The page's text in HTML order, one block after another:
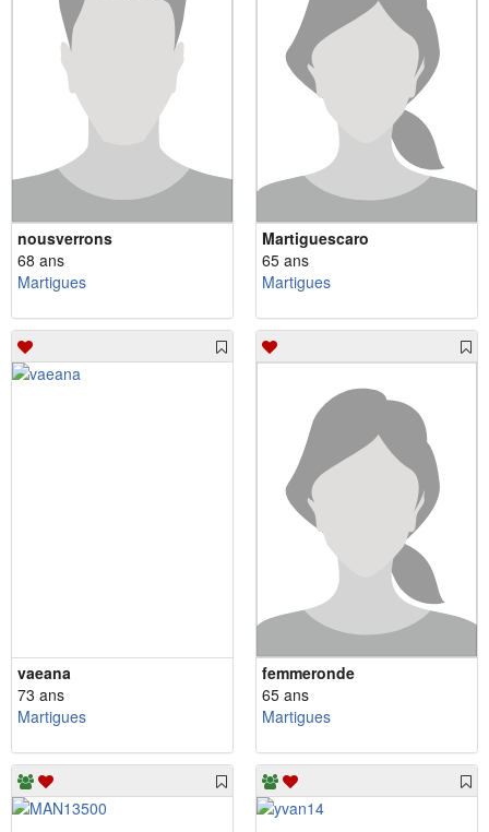
nousverrons
68 ans
Martigues
Martiguescaro
65 ans
Martigues
vaeana
73 ans
Martigues
femmeronde
65 ans
Martigues